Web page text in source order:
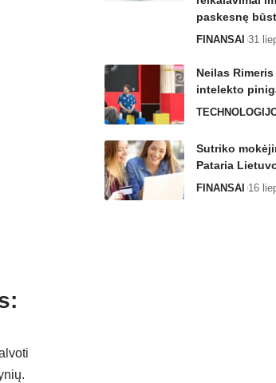
paskesnę
FINANSAI 31
Neilas
intelekto
Sutriko
Pataria
FINANSAI 16